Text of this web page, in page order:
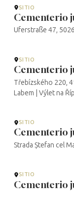
SITIO
Cementerio
Uferstraße 47,
SITIO
Cementerio
Třebízského 220,
Labem | Výlet na
SITIO
Cementerio
Strada Ștefan cel
SITIO
Cementerio